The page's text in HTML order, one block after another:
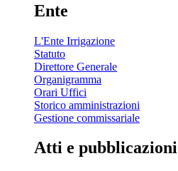
Ente
L'Ente Irrigazione
Statuto
Direttore Generale
Organigramma
Orari Uffici
Storico amministrazioni
Gestione commissariale
Atti e pubblicazioni